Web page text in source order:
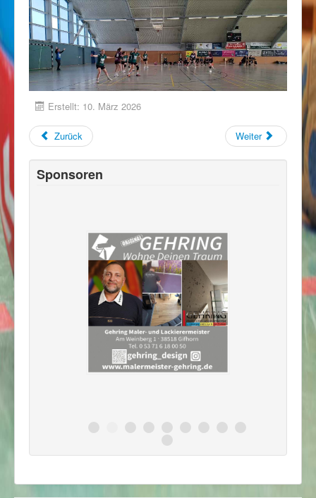
Erstellt: 10. März 2026
Zurück Weiter
Sponsoren